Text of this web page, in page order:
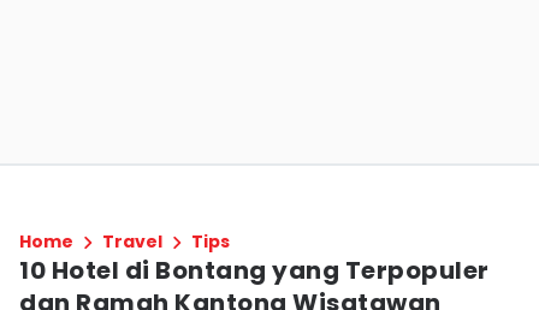
Home Travel Tips
10 Hotel di Bontang yang Terpopuler
dan Ramah Kantong Wisatawan